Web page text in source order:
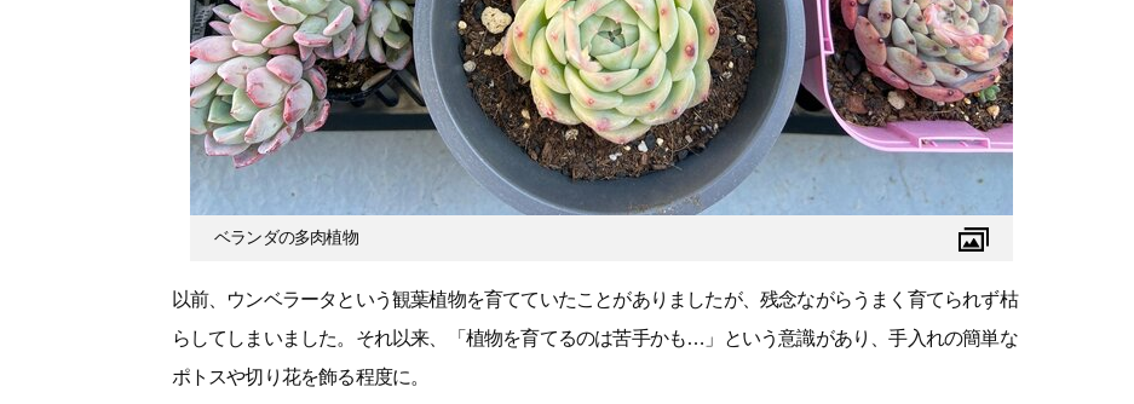
ベランダの多肉植物
以前、ウンベラータという観葉植物を育てていたことがありましたが、残念ながらうまく育てられず枯
らしてしまいました。それ以来、「植物を育てるのは苦手かも…」という意識があり、手入れの簡単な
ポトスや切り花を飾る程度に。